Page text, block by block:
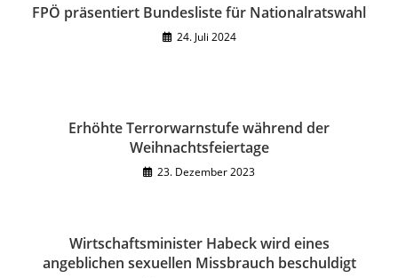
FPÖ präsentiert Bundesliste für Nationalratswahl
24. Juli 2024
Erhöhte Terrorwarnstufe während der
Weihnachtsfeiertage
23. Dezember 2023
Wirtschaftsminister Habeck wird eines
angeblichen sexuellen Missbrauch beschuldigt